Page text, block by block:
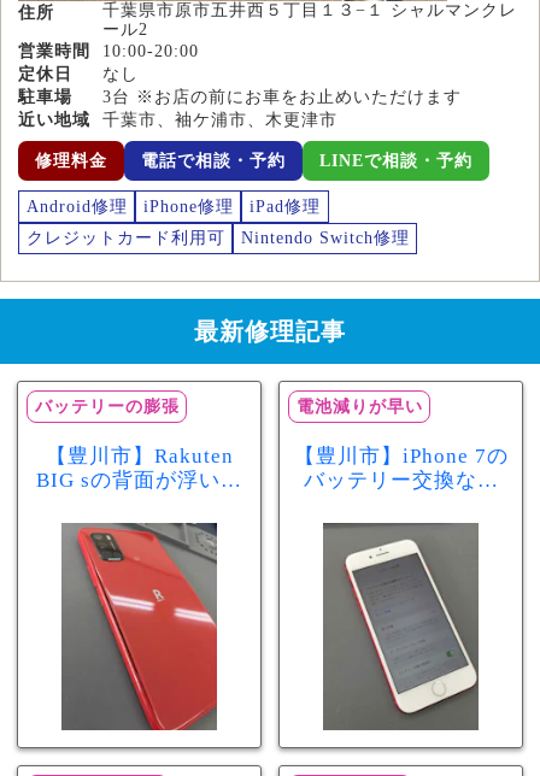
住所
千葉県市原市五井西５丁目１３−１ シャルマンクレ
ール2
営業時間
10:00-20:00
定休日
なし
駐車場
3台 ※お店の前にお車をお止めいただけます
近い地域
千葉市、袖ケ浦市、木更津市
修理料金 電話で相談・予約 LINEで相談・予約
Android修理 iPhone修理
iPad修理
クレジットカード利用可
Nintendo Switch修理
最新修理記事
バッテリーの膨張
【豊川市】Rakuten
BIG sの背面が浮いて
リー膨張のサインか
もしれません！バッ
テリー交換修理事例
電池減りが早い
【豊川市】iPhone 7の
バッテリー交換なら
最大容量70％で電池
の減りが早い症状も
当日60分で改善